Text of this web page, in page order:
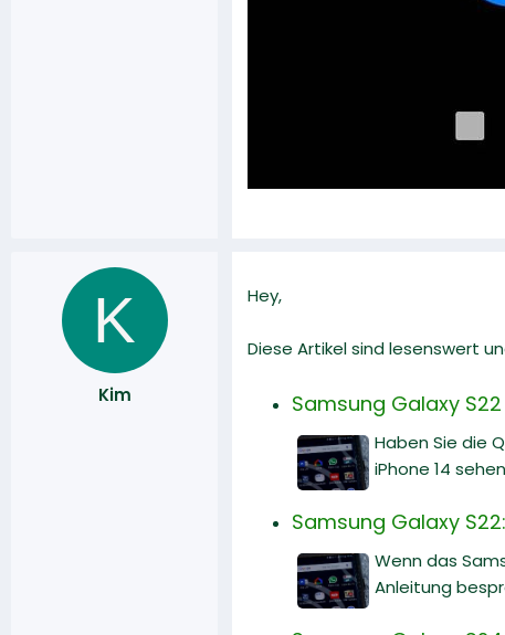
K
Kim
Hey,
Diese Artikel sind lesenswert
Samsung Galaxy
Haben Sie die
iPhone 14
Samsung Galaxy
Wenn das
Anleitung